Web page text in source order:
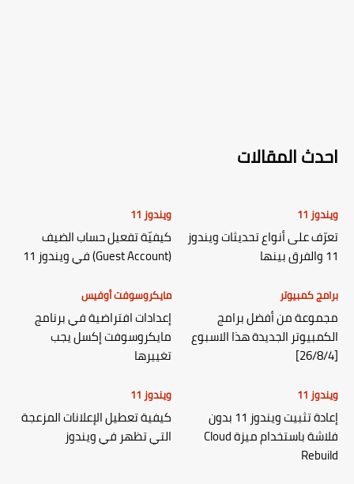
احدث المقالات
ويندوز 11
تعرّف على أنواع تحديثات ويندوز
11 والفرق بينها
ويندوز 11
كيفيّة تفعيل حساب الضيف
(Guest Account) في ويندوز 11
برامج كمبيوتر
مجموعة من أفضل برامج
الكمبيوتر الجديدة هذا الاسبوع
[26/8/4]
مايكروسوفت أوفيس
إعدادات افتراضية في برنامج
مايكروسوفت إكسل يجب
تغييرها
ويندوز 11
إعادة تثبيت ويندوز 11 بدون
فلاشة باستخدام ميزة Cloud
Rebuild
ويندوز 11
كيفية تعطيل الإعلانات المزعجة
التي تظهر في ويندوز